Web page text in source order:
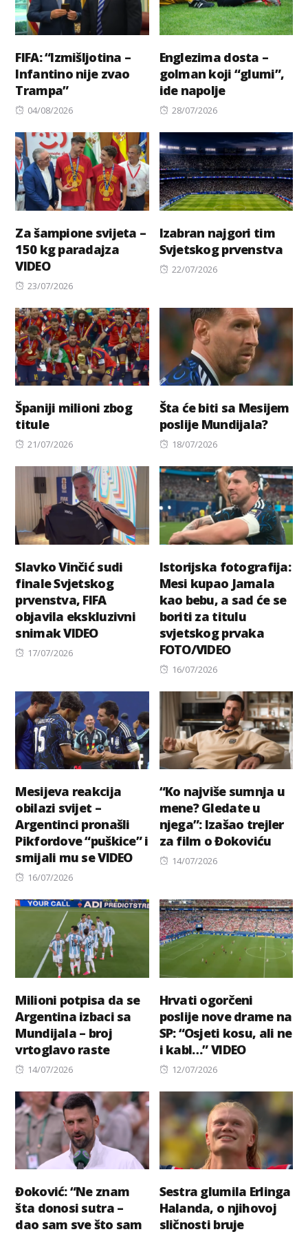
FIFA: “Izmišljotina –
Infantino nije zvao
Trampa”
Posted
04/08/2026
Englezima dosta –
golman koji “glumi”,
ide napolje
Posted
28/07/2026
Za šampione svijeta –
150 kg paradajza
VIDEO
Posted
23/07/2026
Izabran najgori tim
Svjetskog prvenstva
Posted
22/07/2026
Španiji milioni zbog
titule
Posted
21/07/2026
Šta će biti sa Mesijem
poslije Mundijala?
Posted
18/07/2026
Slavko Vinčić sudi
finale Svjetskog
prvenstva, FIFA
objavila ekskluzivni
snimak VIDEO
Posted
17/07/2026
Istorijska fotografija:
Mesi kupao Jamala
kao bebu, a sad će se
boriti za titulu
svjetskog prvaka
FOTO/VIDEO
Posted
16/07/2026
Mesijeva reakcija
obilazi svijet –
Argentinci pronašli
Pikfordove “puškice” i
smijali mu se VIDEO
Posted
16/07/2026
“Ko najviše sumnja u
mene? Gledate u
njega”: Izašao trejler
za film o Đokoviću
Posted
14/07/2026
Milioni potpisa da se
Argentina izbaci sa
Mundijala – broj
vrtoglavo raste
Posted
14/07/2026
Hrvati ogorčeni
poslije nove drame na
SP: “Osjeti kosu, ali ne
i kabl…” VIDEO
Posted
12/07/2026
Đoković: “Ne znam
šta donosi sutra –
dao sam sve što sam
Sestra glumila Erlinga
Halanda, o njihovoj
sličnosti bruje